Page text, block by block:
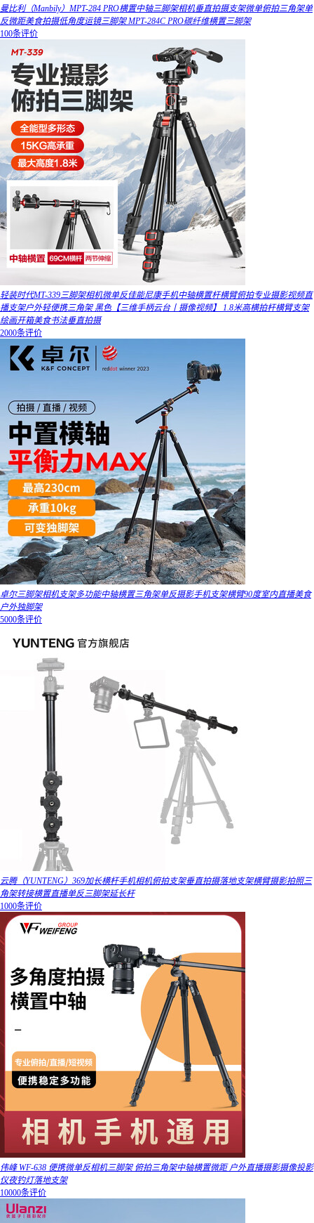
曼比利（Manbily）MPT-284 PRO横置中轴三脚架相机垂直拍摄支架微单俯拍三角架单
反微距美食拍摄低角度运镜三脚架 MPT-284C PRO碳纤维横置三脚架
100条评价
轻装时代MT-339三脚架相机微单反佳能尼康手机中轴横置杆横臂俯拍专业摄影视频直
播支架户外轻便携三角架 黑色【三维手柄云台丨摄像视频】 1.8米高横拍杆横臂支架
绘画开箱美食书法垂直拍摄
2000条评价
卓尔三脚架相机支架多功能中轴横置三角架单反摄影手机支架横臂90度室内直播美食
户外独脚架
5000条评价
云腾（YUNTENG）369加长横杆手机相机俯拍支架垂直拍摄落地支架横臂摄影拍照三
角架转接横置直播单反三脚架延长杆
1000条评价
伟峰 WF-638 便携微单反相机三脚架 俯拍三角架中轴横置微距 户外直播摄影摄像投影
仪夜钓灯落地支架
10000条评价